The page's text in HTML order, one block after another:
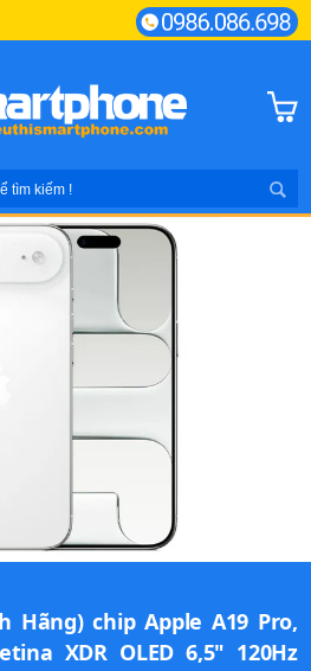
Hãng) chip Apple A19 Pro,
XDR OLED 6,5" 120Hz